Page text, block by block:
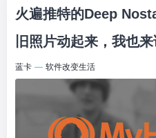
火遍推特的Deep
旧照片动起来，我也来
蓝卡 — 软件改变生活